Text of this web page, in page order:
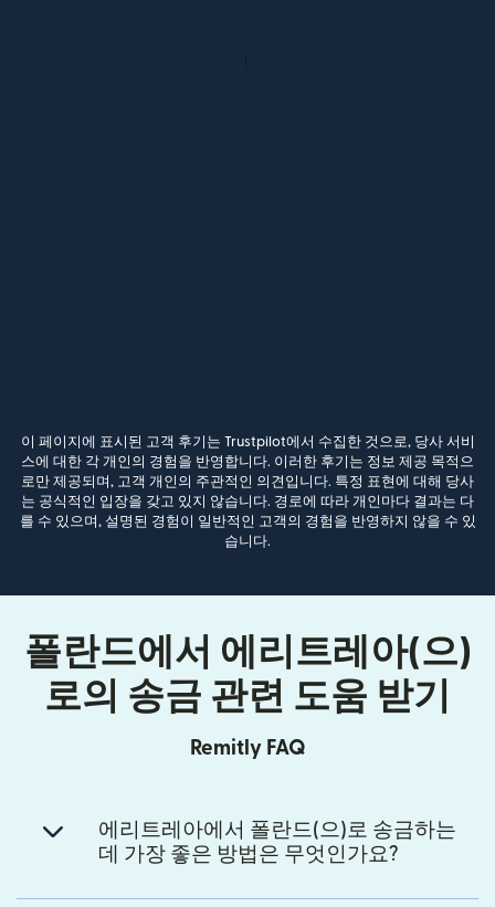
이 페이지에 표시된 고객 후기는 Trustpilot에서 수집한 것으로, 당사 서비
스에 대한 각 개인의 경험을 반영합니다. 이러한 후기는 정보 제공 목적으
로만 제공되며, 고객 개인의 주관적인 의견입니다. 특정 표현에 대해 당사
는 공식적인 입장을 갖고 있지 않습니다. 경로에 따라 개인마다 결과는 다
를 수 있으며, 설명된 경험이 일반적인 고객의 경험을 반영하지 않을 수 있
습니다.
폴란드에서 에리트레아(으)
로의 송금 관련 도움 받기
Remitly FAQ
에리트레아에서 폴란드(으)로 송금하는
데 가장 좋은 방법은 무엇인가요?